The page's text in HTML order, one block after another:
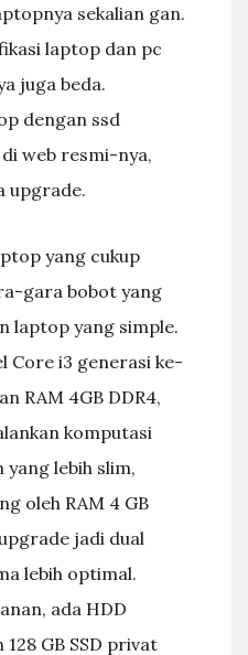
sekalian gan.
laptop dan pc
juga beda.
dengan ssd
web resmi-nya,
upgrade.
yang cukup
gara bobot yang
laptop yang simple.
Core i3 generasi ke-
RAM 4GB DDR4,
komputasi
yang lebih slim,
oleh RAM 4 GB
jadi dual
lebih optimal.
ada HDD
GB SSD privat